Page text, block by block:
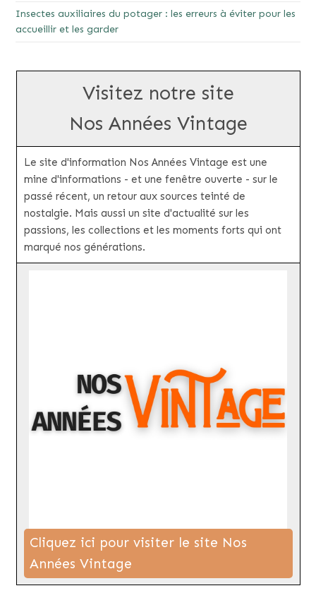
Insectes auxiliaires du potager : les erreurs à éviter pour les
accueillir et les garder
Visitez notre site
Nos Années Vintage
Le site d'information Nos Années Vintage est une
mine d'informations - et une fenêtre ouverte - sur le
passé récent, un retour aux sources teinté de
nostalgie. Mais aussi un site d'actualité sur les
passions, les collections et les moments forts qui ont
marqué nos générations.
Cliquez ici pour visiter le site Nos
Années Vintage